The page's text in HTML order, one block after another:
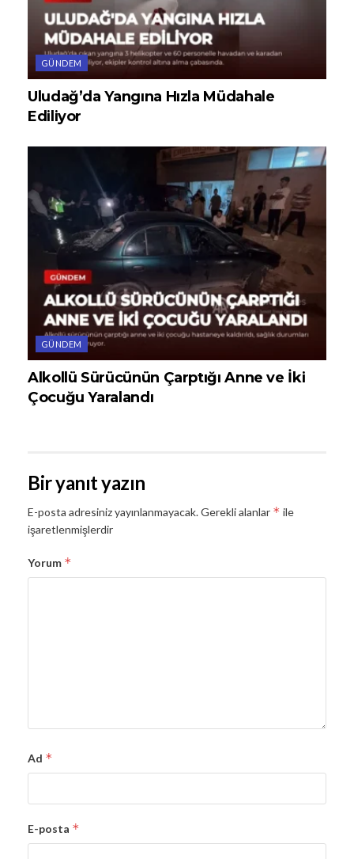
GÜNDEM
Uludağ’da Yangına Hızla Müdahale
Ediliyor
GÜNDEM
Alkollü Sürücünün Çarptığı Anne ve İki
Çocuğu Yaralandı
Bir yanıt yazın
E-posta adresiniz yayınlanmayacak.Gerekli alanlar * ile
işaretlenmişlerdir
Yorum *
Ad *
E-posta *